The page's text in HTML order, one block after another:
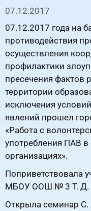
07.12.2017
07.12.2017 года на
противодействия
осуществления
профилактики
пресечения фактов
территории
исключения
явлений прошел
«Работа с
употребления ПАВ
организациях».
Поприветствовала
МБОУ ООШ № 3 Т. Д.
Открыла семинар